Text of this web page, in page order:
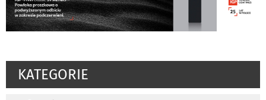
KATEGORIE